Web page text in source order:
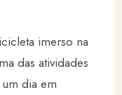
imerso na
das atividades
dia em